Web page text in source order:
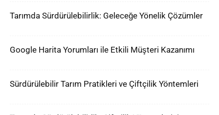
Tarımda Sürdürülebilirlik: Geleceğe Yönelik Çözümler
Google Harita Yorumları ile Etkili Müşteri Kazanımı
Sürdürülebilir Tarım Pratikleri ve Çiftçilik Yöntemleri